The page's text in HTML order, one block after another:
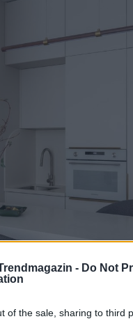
- Do Not
of the sale, sharing to third